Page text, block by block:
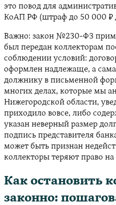
это повод для
КоАП РФ (штраф до 50 000 ₽
Важно: закон №230-ФЗ
был передан коллекторам
соблюдении условий:
оформлен надлежаще, а
должнику в письменной
многих делах, которые мы
Нижегородской области,
приходило вовсе, либо
указан неверный размер
подпись представителя
может быть признан
коллекторы теряют право на
Как остановить
законно: